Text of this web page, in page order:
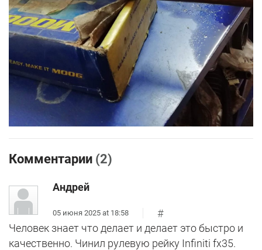
Комментарии (2)
Андрей
05 июня 2025 at 18:58
#
Человек знает что делает и делает это быстро и
качественно. Чинил рулевую рейку Infiniti fx35.